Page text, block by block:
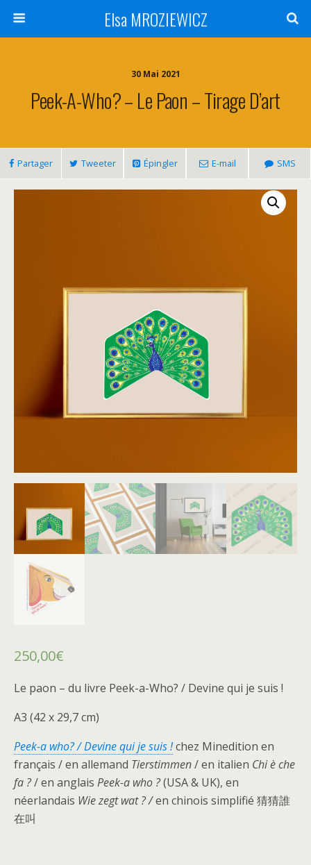
Elsa MROZIEWICZ
30 Mai 2021
Peek-A-Who? – Le Paon – Tirage D’art
Partager Tweeter Épingler E-mail SMS
250,00€
Le paon – du livre Peek-a-Who? / Devine qui je suis !
A3 (42 x 29,7 cm)
Peek-a who? / Devine qui je suis !chez Minedition en
français / en allemand Tierstimmen/ en italien Chi è che
fa ?/ en anglais Peek-a who ?(USA & UK), en
néerlandais Wie zegt wat ? /en chinois simplifié 猜猜誰
在叫